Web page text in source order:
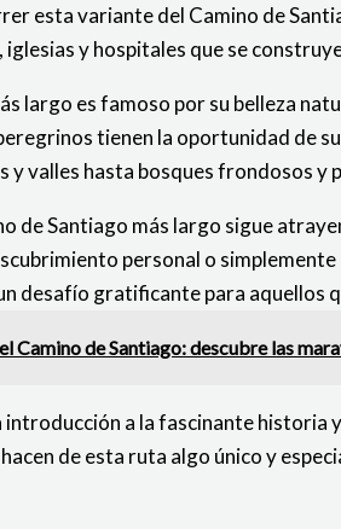
esta variante del Camino de
y hospitales que se
largo es famoso por su belleza
tienen la oportunidad de
y valles hasta bosques frondosos y
de Santiago más largo sigue
personal o
desafío gratificante para aquellos
Camino de Santiago: descubre las
introducción a la fascinante
de esta ruta algo único y